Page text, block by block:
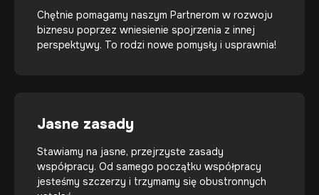
Chętnie pomagamy naszym Partnerom w rozwoju
biznesu poprzez wniesienie spojrzenia z innej
perspektywy. To rodzi nowe pomysły i usprawnia!
Jasne zasady
Stawiamy na jasne, przejrzyste zasady
współpracy. Od samego początku współpracy
jesteśmy szczerzy i trzymamy się obustronnych